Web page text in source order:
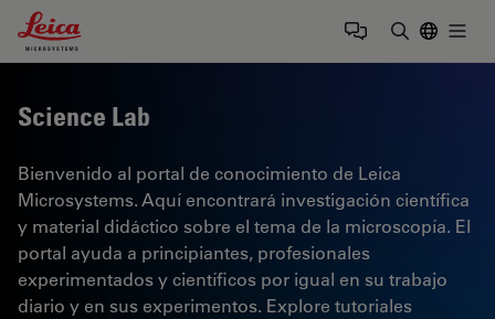
Leica Microsystems Logo
Science Lab
Bienvenido al portal de conocimiento de Leica
Microsystems. Aquí encontrará investigación científica
y material didáctico sobre el tema de la microscopía. El
portal ayuda a principiantes, profesionales
experimentados y científicos por igual en su trabajo
diario y en sus experimentos. Explore tutoriales